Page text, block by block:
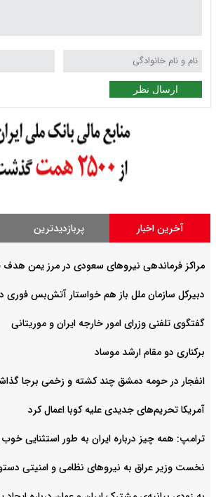
ارسال نظر
آخرین اخبار پربازدیدترین
مراکز فرماندهی نیروهای سعودی در مرز یمن هدف
دبیرکل سازمان ملل باز هم خواستار آتش‌بس فوری
گفتگوی تلفنی وزرای امور خارجه ایران و موریتانی
برکناری دو مقام ارشد موساد
انفجار در حومه دمشق چند کشته و زخمی برجا
آمریکا تحریم‌های جدیدی علیه کوبا اعمال کرد
ترامپ: همه چیز درباره ایران به طور استثنایی
نخست وزیر عراق به نیروهای نظامی و امنیتی